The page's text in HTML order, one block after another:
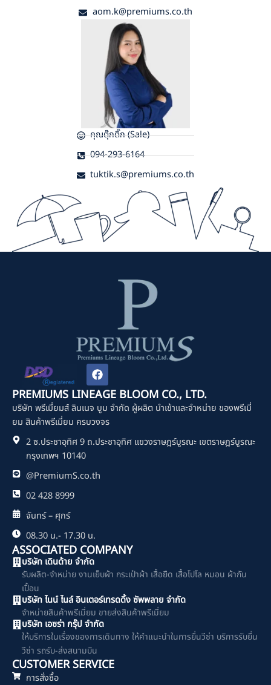
aom.k@premiums.co.th
คุณตุ๊กติ๊ก (Sale)
094-293-6164
tuktik.s@premiums.co.th
F
a
c
e
b
o
k
PREMIUMS LINEAGE BLOOM CO., LTD.
บริษัท พรีเมี่ยมส์ ลินเนจ บูม จำกัด ผู้ผลิต นำเข้าและจำหน่าย ของพรีเมี่
ยม สินค้าพรีเมี่ยม ครบวงจร
2 ซ.ประชาอุทิศ 9 ถ.ประชาอุทิศ แขวงราษฎร์บูรณะ เขตราษฎร์บูรณะ
กรุงเทพฯ 10140
@PremiumS.co.th
02 428 8999
จันทร์ – ศุกร์
08.30 น.- 17.30 น.
ASSOCIATED COMPANY
บริษัท เดินด้าย จำกัด
รับผลิต-จำหน่าย งานเย็บผ้า กระเป๋าผ้า เสื้อยืด เสื้อโปโล หมอน ผ้ากัน
เปื้อน
บริษัท ไนน์ ไนล์ อินเตอร์เทรดดิ้ง ซัพพลาย จำกัด
จำหน่ายสินค้าพรีเมี่ยม ขายส่งสินค้าพรีเมี่ยม
บริษัท เอซร่า กรุ๊ป จำกัด
ให้บริการในเรื่องของการเดินทาง ให้คำแนะนำในการยื่นวีซ่า บริการรับยื่น
วีซ่า รถรับ-ส่งสนามบิน
CUSTOMER SERVICE
การสั่งซื้อ